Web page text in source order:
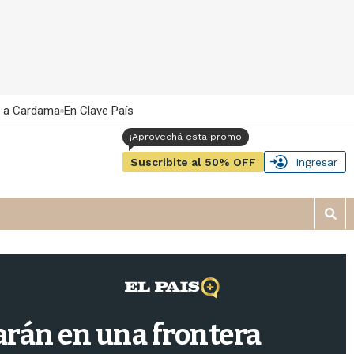
Cardama En Clave País
Suscribite al 50% OFF Ingresar
M
o
s
en una frontera